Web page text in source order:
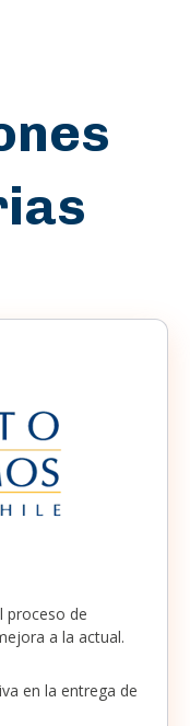
proceso de
a la actual.
en la entrega de